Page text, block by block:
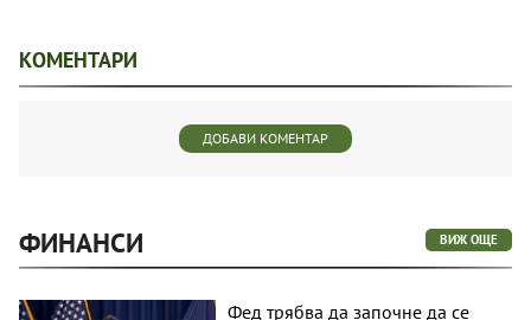
КОМЕНТАРИ
ДОБАВИ КОМЕНТАР
ФИНАНСИ ВИЖ ОЩЕ
Фед трябва да започне да се